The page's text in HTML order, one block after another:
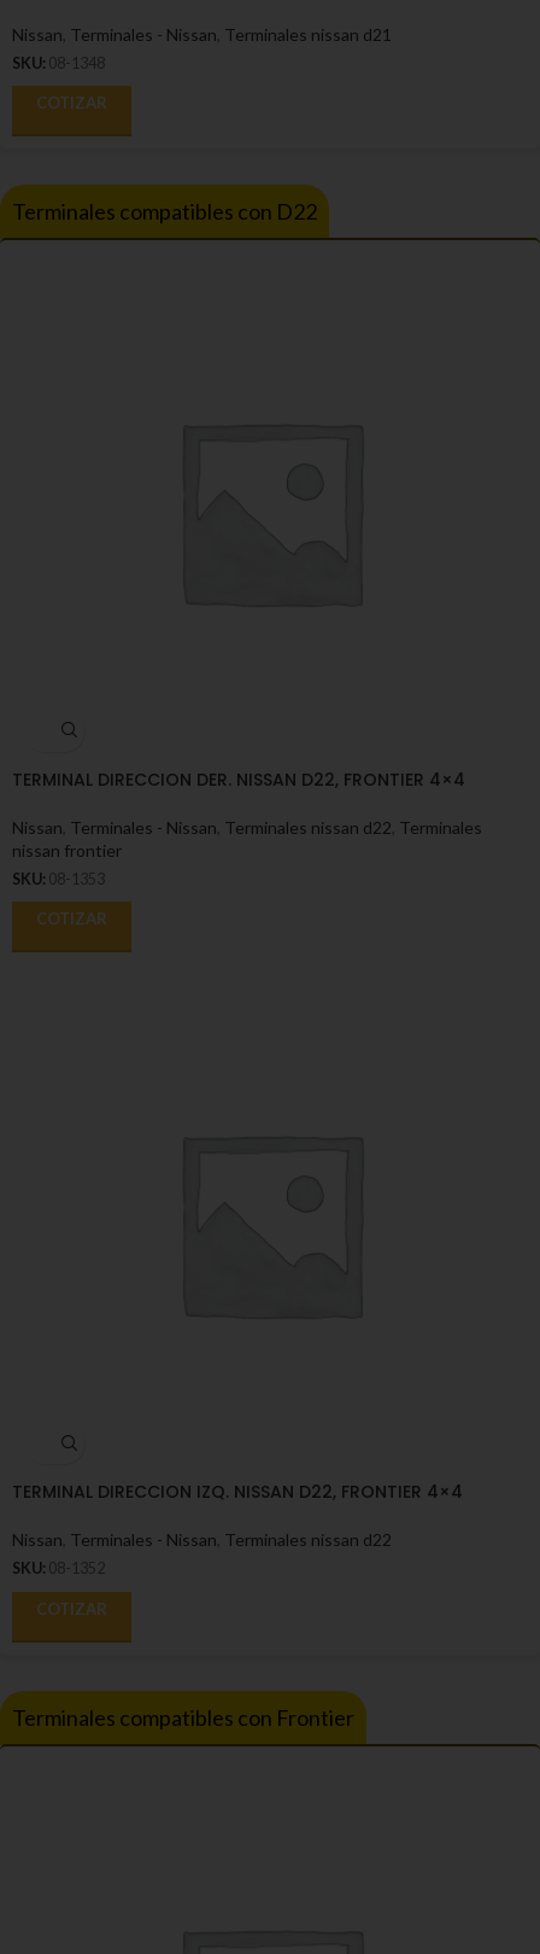
Nissan Terminales - Nissan Terminales nissan d21
SKU: 08-1348
COTIZAR
Terminales compatibles con D22
TERMINAL DIRECCION DER. NISSAN D22, FRONTIER 4×4
Nissan Terminales - Nissan Terminales nissan d22 Terminales
nissan frontier
SKU: 08-1353
COTIZAR
TERMINAL DIRECCION IZQ. NISSAN D22, FRONTIER 4×4
Nissan Terminales - Nissan Terminales nissan d22
SKU: 08-1352
COTIZAR
Terminales compatibles con Frontier